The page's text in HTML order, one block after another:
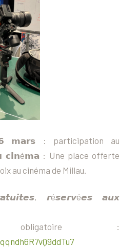
: participation au
𝗰𝗶𝗻é𝗺𝗮 : Une place offerte
au cinéma de Millau.
𝙧é𝙨𝙚𝙧𝙫é𝙚𝙨 𝙖𝙪𝙭
obligatoire :